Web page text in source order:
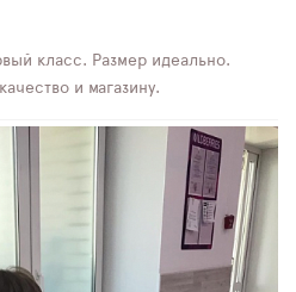
класс. Размер идеально.
и магазину.